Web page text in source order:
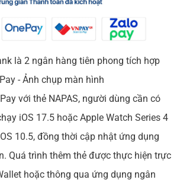
là 2 ngân hàng tiên phong tích hợp
- Ảnh chụp màn hình
với thẻ NAPAS, người dùng cần có
iOS 17.5 hoặc Apple Watch Series 4
10.5, đồng thời cập nhật ứng dụng
Quá trình thêm thẻ được thực hiện trực
hoặc thông qua ứng dụng ngân